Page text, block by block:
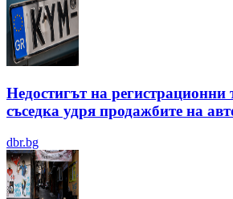
Недостигът на регистрационни
съседка удря продажбите на
dbr.bg